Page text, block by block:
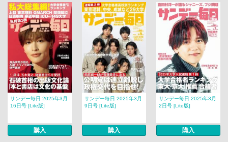
サンデー毎日 2025年3月
16日号 [Lite版]
購入
サンデー毎日 2025年3月
9日号 [Lite版]
購入
サンデー毎日 2025年3月
2日号 [Lite版]
購入